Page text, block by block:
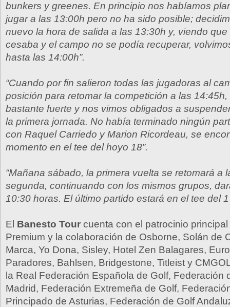
bunkers y greenes. En principio nos habíamos
jugar a las 13:00h pero no ha sido posible;
nuevo la hora de salida a las 13:30h y, viendo que
cesaba y el campo no se podía recuperar,
hasta las 14:00h”.
“Cuando por fin salieron todas las jugadoras al
posición para retomar la competición a las
bastante fuerte y nos vimos obligados a
la primera jornada. No había terminado ningún
con Raquel Carriedo y Marion Ricordeau, se
momento en el tee del hoyo 18”.
“Mañana sábado, la primera vuelta se retomará a
segunda, continuando con los mismos grupos,
10:30 horas. El último partido estará en el tee del
El Banesto Tour cuenta con el patrocinio
Premium y la colaboración de Osborne, Solán de
Marca, Yo Dona, Sisley, Hotel Zen Balagares,
Paradores, Bahlsen, Bridgestone, Titleist y
la Real Federación Española de Golf, Federación
Madrid, Federación Extremeña de Golf,
Principado de Asturias, Federación de Golf